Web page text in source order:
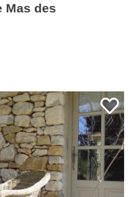
Mas des